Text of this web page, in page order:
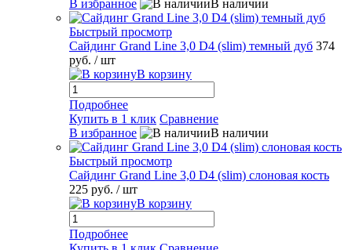
В избранное В наличии
Быстрый просмотр
Сайдинг Grand Line 3,0 D4 (slim) темный дуб 374
руб. / шт
В корзину
Подробнее
Купить в 1 клик Сравнение
В избранное
В наличии
Быстрый просмотр
Сайдинг Grand Line 3,0 D4 (slim) слоновая кость
225 руб. / шт
В корзину
Подробнее